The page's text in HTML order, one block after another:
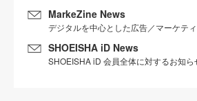
MarkeZine News
デジタルを中心とした広告／マーケテ
SHOEISHA iD News
SHOEISHA iD 会員全体に対するお知ら